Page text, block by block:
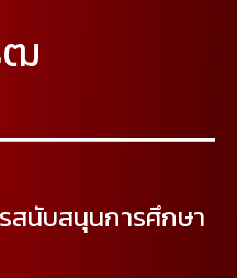
ฒ
สนับสนุนการศึกษา